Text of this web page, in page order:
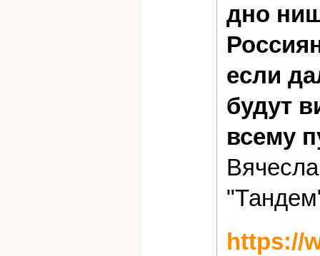
дно
если
будут
всему
https://